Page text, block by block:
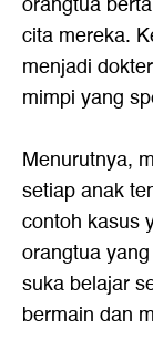
cita mereka.
menjadi
mimpi yang
Menurutnya,
setiap anak
contoh kasus
orangtua
suka belajar
bermain dan